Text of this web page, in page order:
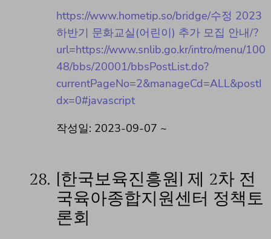
https://www.hometip.so/bridge/수정 2023
하반기 문화교실(어린이) 추가 모집 안내/?
url=https://www.snlib.go.kr/intro/menu/100
48/bbs/20001/bbsPostList.do?
currentPageNo=2&manageCd=ALL&postI
dx=0#javascript
작성일: 2023-09-07 ~
28.
[한국보육진흥원] 제 2차 전
국육아종합지원센터 정책토
론회